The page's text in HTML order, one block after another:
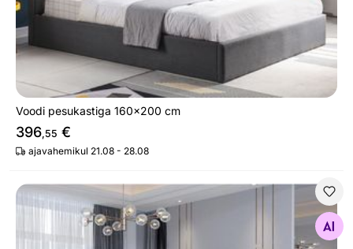
Voodi pesukastiga 160x200 cm
396,55 €
ajavahemikul 21.08 - 28.08
Pesukastiga kontinentaalvoodi Vivian 180x200 cm